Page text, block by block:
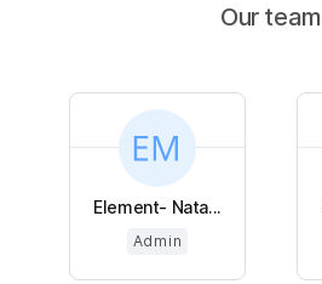
Our team
Element- Nata...
Admin